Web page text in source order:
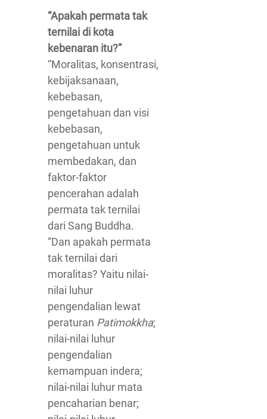
“Apakah permata tak
ternilai di kota
kebenaran itu?”
“Moralitas, konsentrasi,
kebijaksanaan,
kebebasan,
pengetahuan dan visi
kebebasan,
pengetahuan untuk
membedakan, dan
faktor-faktor
pencerahan adalah
permata tak ternilai
dari Sang Buddha.
“Dan apakah permata
tak ternilai dari
moralitas? Yaitu nilai-
nilai luhur
pengendalian lewat
peraturan Patimokkha;
nilai-nilai luhur
pengendalian
kemampuan indera;
nilai-nilai luhur mata
pencaharian benar;